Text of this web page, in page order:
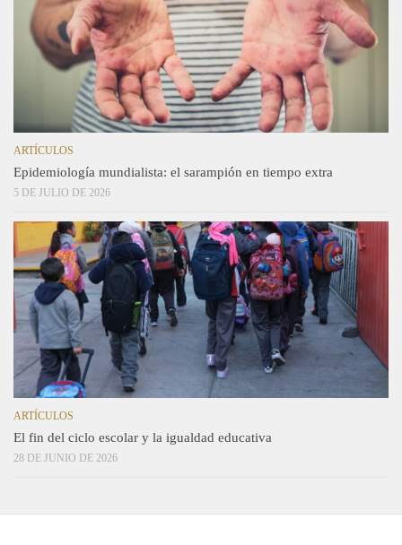
ARTÍCULOS
Epidemiología mundialista: el sarampión en tiempo extra
5 DE JULIO DE 2026
ARTÍCULOS
El fin del ciclo escolar y la igualdad educativa
28 DE JUNIO DE 2026